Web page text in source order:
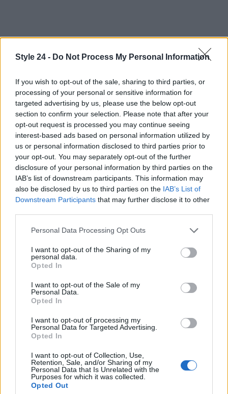
Style 24 - Do Not Process My Personal Information
If you wish to opt-out of the sale, sharing to third parties, or
processing of your personal or sensitive information for
targeted advertising by us, please use the below opt-out
section to confirm your selection. Please note that after your
opt-out request is processed you may continue seeing
interest-based ads based on personal information utilized by
us or personal information disclosed to third parties prior to
your opt-out. You may separately opt-out of the further
disclosure of your personal information by third parties on the
IAB’s list of downstream participants. This information may
also be disclosed by us to third parties on the IAB’s List of
Downstream Participants that may further disclose it to other
Please note that this website/app uses one or more Google
not limited to your visit or usage behaviour. You may click to
grant or deny consent to Google and its third-party tags to
use your data for below specified purposes in below Google
consent section.
Personal Data Processing Opt Outs
I want to opt-out of the Sharing of my
personal data.
Opted In
I want to opt-out of the Sale of my
Personal Data.
Opted In
I want to opt-out of processing my
Personal Data for Targeted Advertising.
Opted In
I want to opt-out of Collection, Use,
Retention, Sale, and/or Sharing of my
Personal Data that Is Unrelated with the
Purposes for which it was collected.
Opted Out
AUTORE
Matteo Pellegrino
promuovere giovani designer; è editorialista
tendenze locali. Nato a Napoli, conserva
bozze di pattern e appunti presi nelle sartorie